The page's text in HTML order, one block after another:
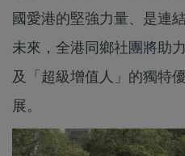
國愛港的堅強力量、是連
未來，全港同鄉社團將助
及「超級增值人」的獨特
展。